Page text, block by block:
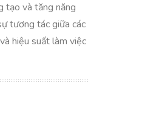
tạo và tăng năng
tương tác giữa các
hiệu suất làm việc